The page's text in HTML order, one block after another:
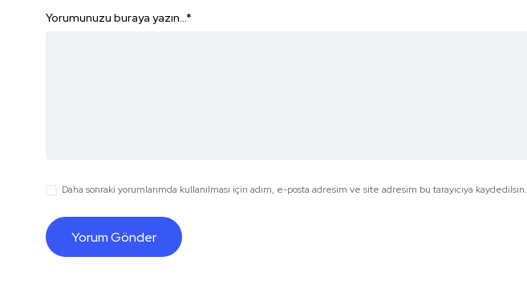
Yorumunuzu buraya yazın...*
Daha sonraki yorumlarımda kullanılması için adım, e-posta adresim ve site adresim bu tarayıcıya kaydedilsin.